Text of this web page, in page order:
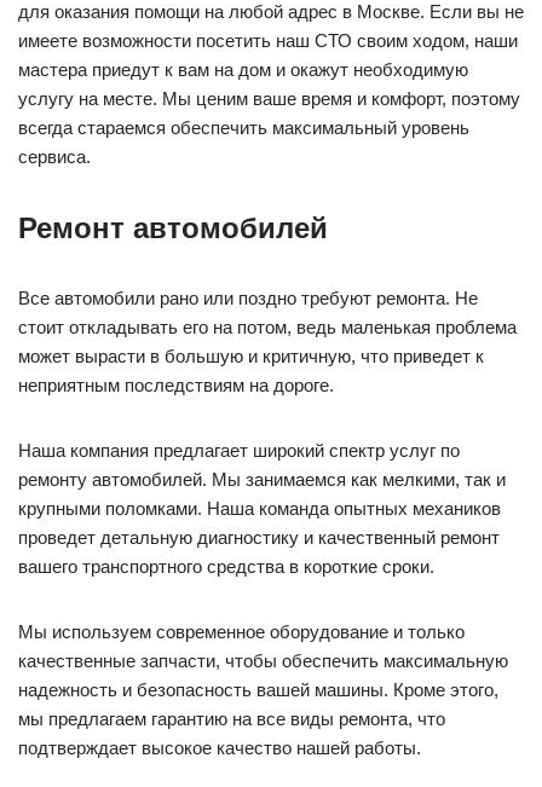
для оказания помощи на любой адрес в Москве. Если вы не
имеете возможности посетить наш СТО своим ходом, наши
мастера приедут к вам на дом и окажут необходимую
услугу на месте. Мы ценим ваше время и комфорт, поэтому
всегда стараемся обеспечить максимальный уровень
сервиса.
Ремонт автомобилей
Все автомобили рано или поздно требуют ремонта. Не
стоит откладывать его на потом, ведь маленькая проблема
может вырасти в большую и критичную, что приведет к
неприятным последствиям на дороге.
Наша компания предлагает широкий спектр услуг по
ремонту автомобилей. Мы занимаемся как мелкими, так и
крупными поломками. Наша команда опытных механиков
проведет детальную диагностику и качественный ремонт
вашего транспортного средства в короткие сроки.
Мы используем современное оборудование и только
качественные запчасти, чтобы обеспечить максимальную
надежность и безопасность вашей машины. Кроме этого,
мы предлагаем гарантию на все виды ремонта, что
подтверждает высокое качество нашей работы.